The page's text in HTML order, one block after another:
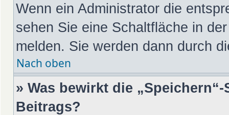
Wenn ein Administrator die
sehen Sie eine Schaltfläche in
melden. Sie werden dann durch
Nach oben
» Was bewirkt die
Beitrags?